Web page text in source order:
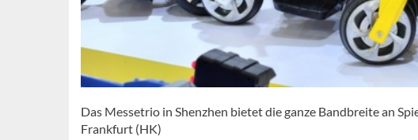
Das Messetrio in Shenzhen bietet die ganze Bandbreite an
Frankfurt (HK)